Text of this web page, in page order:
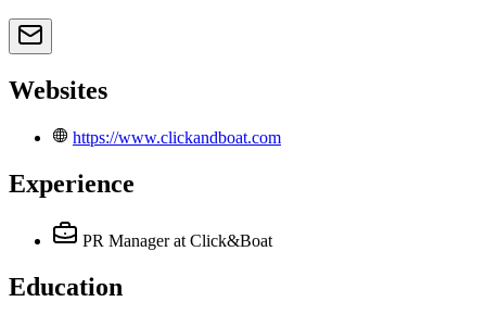
Websites
https://www.clickandboat.com
Experience
PR Manager at Click&Boat
Education